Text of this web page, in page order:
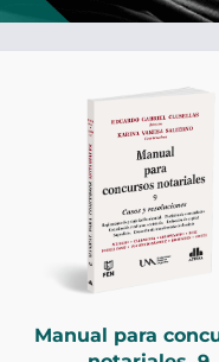
Manual para